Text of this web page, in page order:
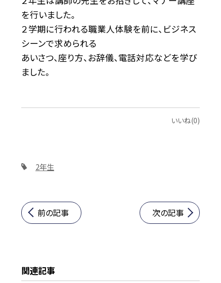
を行いました。
２学期に行われる職業人体験を前に、ビジネス
シーンで求められる
あいさつ、座り方、お辞儀、電話対応などを学び
ました。
いいね(0)
2年生
前の記事 次の記事
関連記事